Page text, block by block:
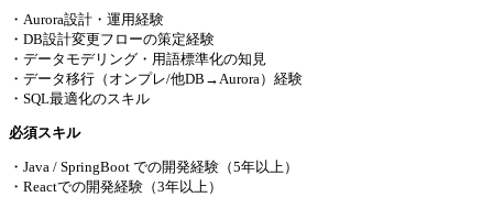
・Aurora設計・運用経験
・DB設計変更フローの策定経験
・データモデリング・用語標準化の知見
・データ移行（オンプレ/他DB→Aurora）経験
・SQL最適化のスキル
必須スキル
・Java / SpringBoot での開発経験（5年以上）
・Reactでの開発経験（3年以上）